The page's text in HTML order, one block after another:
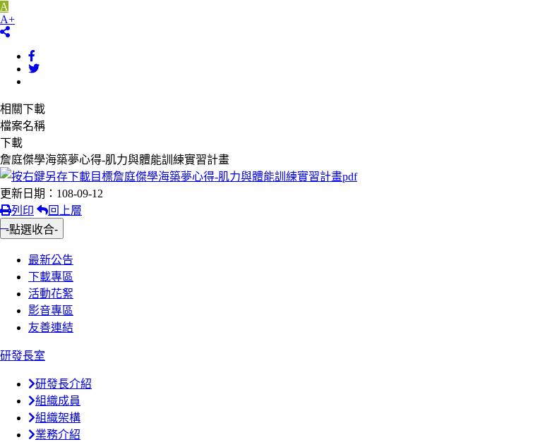
A
A+
相關下載
檔案名稱
下載
詹庭傑學海築夢心得-肌力與體能訓練實習計畫
更新日期：108-09-12
列印
回上層
::: -點選收合-
最新公告
下載專區
活動花絮
影音專區
友善連結
研發長室
研發長介紹
組織成員
組織架構
業務介紹